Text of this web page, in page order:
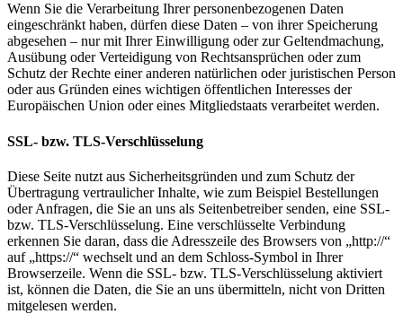
Wenn Sie die Verarbeitung Ihrer personenbezogenen Daten
eingeschränkt haben, dürfen diese Daten – von ihrer Speicherung
abgesehen – nur mit Ihrer Einwilligung oder zur Geltendmachung,
Ausübung oder Verteidigung von Rechtsansprüchen oder zum
Schutz der Rechte einer anderen natürlichen oder juristischen Person
oder aus Gründen eines wichtigen öffentlichen Interesses der
Europäischen Union oder eines Mitgliedstaats verarbeitet werden.
SSL- bzw. TLS-Verschlüsselung
Diese Seite nutzt aus Sicherheitsgründen und zum Schutz der
Übertragung vertraulicher Inhalte, wie zum Beispiel Bestellungen
oder Anfragen, die Sie an uns als Seitenbetreiber senden, eine SSL-
bzw. TLS-Verschlüsselung. Eine verschlüsselte Verbindung
erkennen Sie daran, dass die Adresszeile des Browsers von „http://“
auf „https://“ wechselt und an dem Schloss-Symbol in Ihrer
Browserzeile. Wenn die SSL- bzw. TLS-Verschlüsselung aktiviert
ist, können die Daten, die Sie an uns übermitteln, nicht von Dritten
mitgelesen werden.